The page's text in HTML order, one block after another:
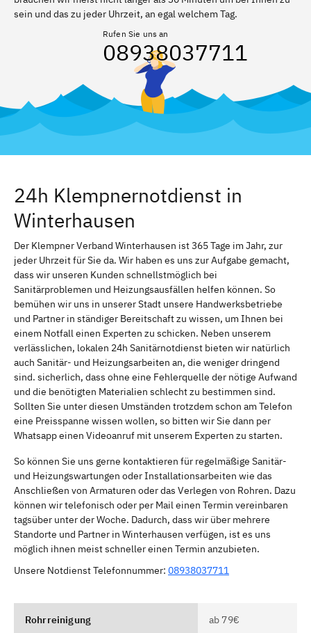
sein und das zu jeder Uhrzeit, an egal welchem Tag.
Rufen Sie uns an
08938037711
24h Klempnernotdienst in
Winterhausen
Der Klempner Verband Winterhausen ist 365 Tage im Jahr, zur
jeder Uhrzeit für Sie da. Wir haben es uns zur Aufgabe gemacht,
dass wir unseren Kunden schnellstmöglich bei
Sanitärproblemen und Heizungsausfällen helfen können. So
bemühen wir uns in unserer Stadt unsere Handwerksbetriebe
und Partner in ständiger Bereitschaft zu wissen, um Ihnen bei
einem Notfall einen Experten zu schicken. Neben unserem
verlässlichen, lokalen 24h Sanitärnotdienst bieten wir natürlich
auch Sanitär- und Heizungsarbeiten an, die weniger dringend
sind. sicherlich, dass ohne eine Fehlerquelle der nötige Aufwand
und die benötigten Materialien schlecht zu bestimmen sind.
Sollten Sie unter diesen Umständen trotzdem schon am Telefon
eine Preisspanne wissen wollen, so bitten wir Sie dann per
Whatsapp einen Videoanruf mit unserem Experten zu starten.
So können Sie uns gerne kontaktieren für regelmäßige Sanitär-
und Heizungswartungen oder Installationsarbeiten wie das
Anschließen von Armaturen oder das Verlegen von Rohren. Dazu
können wir telefonisch oder per Mail einen Termin vereinbaren
tagsüber unter der Woche. Dadurch, dass wir über mehrere
Standorte und Partner in Winterhausen verfügen, ist es uns
möglich ihnen meist schneller einen Termin anzubieten.
Unsere Notdienst Telefonnummer: 08938037711
Rohrreinigung ab 79€